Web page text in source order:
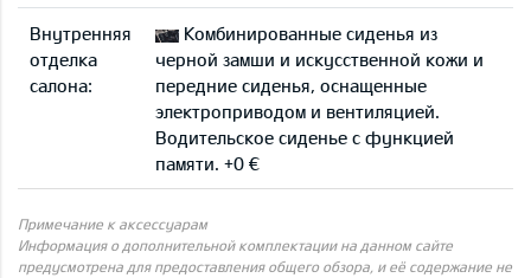
Внутренняя
отделка
салона:
Комбинированные сиденья из
черной замши и искусственной кожи и
передние сиденья, оснащенные
электроприводом и вентиляцией.
Водительское сиденье с функцией
памяти. +0 €
Примечание к аксессуарам
Информация о дополнительной комплектации на данном сайте
предусмотрена для предоставления общего обзора, и её содержание не